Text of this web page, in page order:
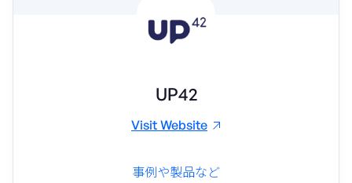
UP42
Visit Website
事例や製品など